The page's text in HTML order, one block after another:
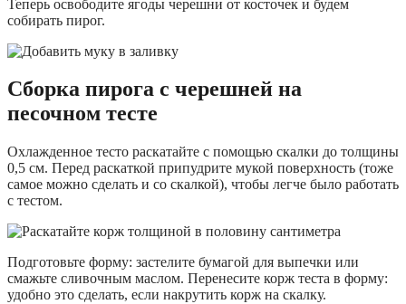
Теперь освободите ягоды черешни от косточек и будем
собирать пирог.
Сборка пирога с черешней на
песочном тесте
Охлажденное тесто раскатайте с помощью скалки до толщины
0,5 см. Перед раскаткой припудрите мукой поверхность (тоже
самое можно сделать и со скалкой), чтобы легче было работать
с тестом.
Подготовьте форму: застелите бумагой для выпечки или
смажьте сливочным маслом. Перенесите корж теста в форму:
удобно это сделать, если накрутить корж на скалку.